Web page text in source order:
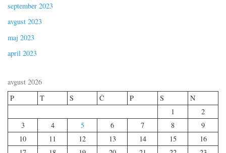
september 2023
avgust 2023
maj 2023
april 2023
avgust 2026
P
T S Č P S
N
1
2
3
4 5 6 7 8
9
10
11 12 13 14 15
16